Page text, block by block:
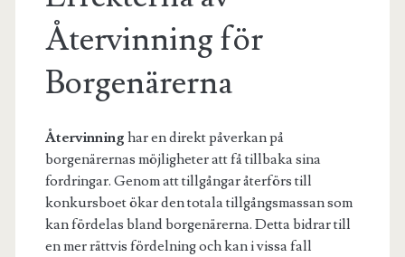
Återvinning för
Borgenärerna
Återvinning har en direkt påverkan på
borgenärernas möjligheter att få tillbaka sina
fordringar. Genom att tillgångar återförs till
konkursboet ökar den totala tillgångsmassan som
kan fördelas bland borgenärerna. Detta bidrar till
en mer rättvis fördelning och kan i vissa fall